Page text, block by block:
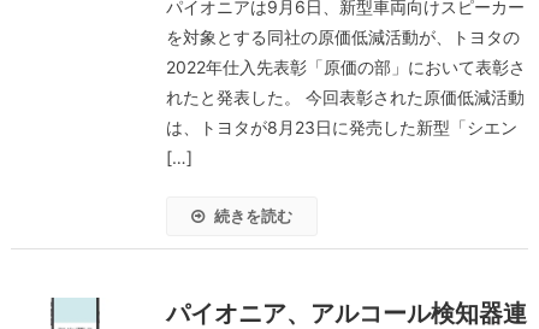
パイオニアは9月6日、新型車両向けスピーカー
を対象とする同社の原価低減活動が、トヨタの
2022年仕入先表彰「原価の部」において表彰さ
れたと発表した。 今回表彰された原価低減活動
は、トヨタが8月23日に発売した新型「シエン
[…]
続きを読む
パイオニア、アルコール検知器連